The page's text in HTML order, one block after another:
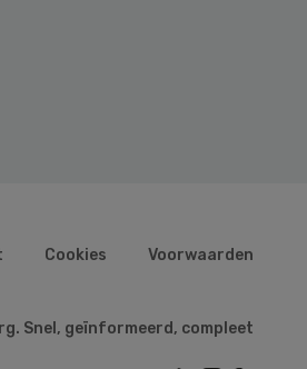
Cookies Voorwaarden
Snel, geïnformeerd, compleet